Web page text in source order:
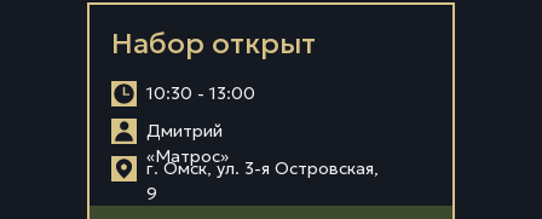
г. Омск, ул. 3-я Островская,
9
Дмитрий
«Матрос»
10:30 - 13:00
Набор открыт